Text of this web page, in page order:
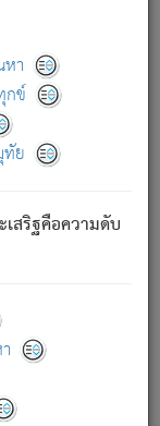
า
กข์
ย
สริฐคือความดับ
พลินวิภวตัณหา
พทั้งหลาย)
ง นั้นคือ
เพราะไม่มี
ามแล้ว ก้าวล่วง
ยนแปลงอีกต่อ
ที่โคนต้นโพธิ์